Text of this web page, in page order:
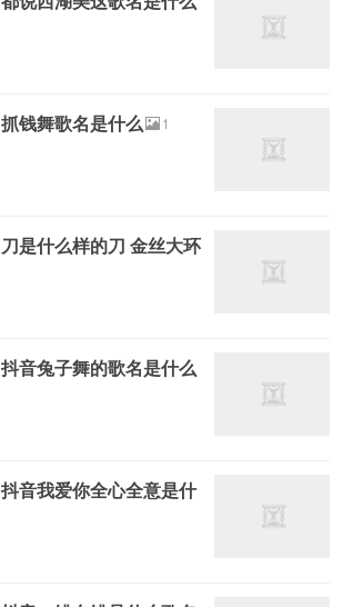
钱舞歌名是什么 1
是什么样的刀 金丝大环
音兔子舞的歌名是什么
音我爱你全心全意是什